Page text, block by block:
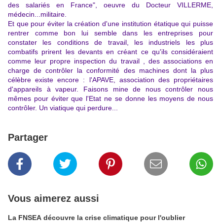
des salariés en France", oeuvre du Docteur VILLERME,
médecin...militaire.
Et que pour éviter la création d'une institution étatique qui puisse
rentrer comme bon lui semble dans les entreprises pour
constater les conditions de travail, les industriels les plus
combatifs prirent les devants en créant ce qu'ils considéraient
comme leur propre inspection du travail , des associations en
charge de contrôler la conformité des machines dont la plus
célèbre existe encore : l'APAVE, association des propriétaires
d'appareils à vapeur. Faisons mine de nous contrôler nous
mêmes pour éviter que l'Etat ne se donne les moyens de nous
contrôler. Un viatique qui perdure...
Partager
Vous aimerez aussi
La FNSEA découvre la crise climatique pour l'oublier